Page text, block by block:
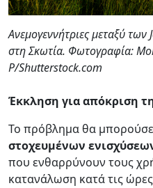
Ανεμογεννήτριες μεταξύ
στη Σκωτία. Φωτογραφία:
P/Shutterstock.com
Έκκληση για απόκριση
Το πρόβλημα θα
στοχευμένων
που ενθαρρύνουν τους
κατανάλωση κατά τις